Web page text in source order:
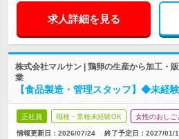
求人詳細を見る
株式会社マルサン | 鶏卵の生産から加工・
業
【食品製造・管理スタッフ】◆未経
正社員 職種・業種未経験OK 女性のおしご
情報更新日：2026/07/24 終了予定日： 2027/01/